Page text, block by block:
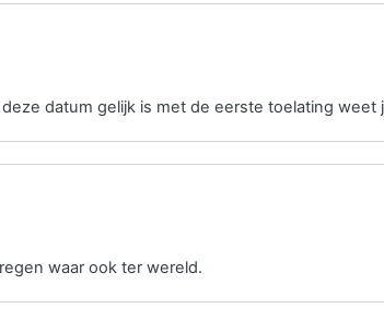
datum gelijk is met de eerste toelating
waar ook ter wereld.